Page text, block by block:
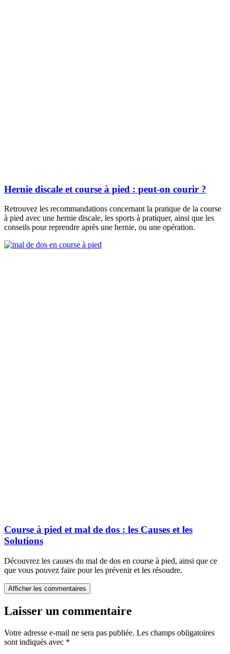
Hernie discale et course à pied : peut-on courir ?
Retrouvez les recommandations concernant la pratique de la course
à pied avec une hernie discale, les sports à pratiquer, ainsi que les
conseils pour reprendre après une hernie, ou une opération.
Course à pied et mal de dos : les Causes et les
Solutions
Découvrez les causes du mal de dos en course à pied, ainsi que ce
que vous pouvez faire pour les prévenir et les résoudre.
Afficher les commentaires
Laisser un commentaire
Votre adresse e-mail ne sera pas publiée. Les champs obligatoires
sont indiqués avec *